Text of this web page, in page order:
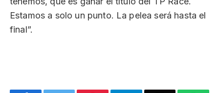
Estamos a solo un punto. La pelea será hasta el
final”.